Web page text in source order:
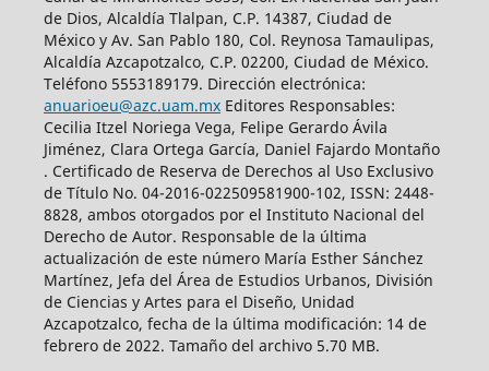
de Dios, Alcaldía Tlalpan, C.P. 14387, Ciudad de
México y Av. San Pablo 180, Col. Reynosa Tamaulipas,
Alcaldía Azcapotzalco, C.P. 02200, Ciudad de México.
Teléfono 5553189179. Dirección electrónica:
anuarioeu@azc.uam.mxEditores Responsables:
Cecilia Itzel Noriega Vega, Felipe Gerardo Ávila
Jiménez, Clara Ortega García, Daniel Fajardo Montaño
. Certificado de Reserva de Derechos al Uso Exclusivo
de Título No. 04-2016-022509581900-102, ISSN: 2448-
8828, ambos otorgados por el Instituto Nacional del
Derecho de Autor. Responsable de la última
actualización de este número María Esther Sánchez
Martínez, Jefa del Área de Estudios Urbanos, División
de Ciencias y Artes para el Diseño, Unidad
Azcapotzalco, fecha de la última modificación: 14 de
febrero de 2022. Tamaño del archivo 5.70 MB.